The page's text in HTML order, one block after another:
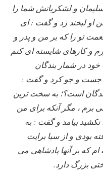
سليمان و لشکريانش شما را
او لبخند زد و گفت : ای
تو را که بر من و پدر و
و کارهای شايسته ای کنم
در شمار بندگان
جست و جو کرد و گفت :
شدگان است؟؛ به سخت ترين
، مگر آنکه برای من
نکشيد بيامد و گفت : به
بودی و از سبا برايت
که بر آنها پادشاهی می
بزرگ دارد.